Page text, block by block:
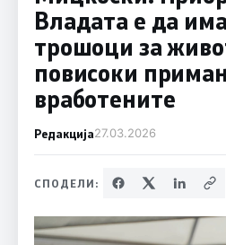
Владата е да
трошоци за
повисоки
вработените
Редакција27.03.2026
СПОДЕЛИ: